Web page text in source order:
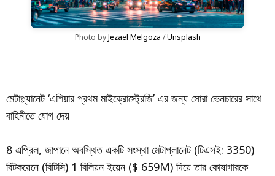
Photo by Jezael Melgoza / Unsplash
মেটাপ্ল্যানেট ‘এশিয়ার প্রথম মাইক্রোস্ট্রেজি’ এর জন্য সোরা ভেনচারের সাথে
বাহিনীতে যোগ দেয়
8 এপ্রিল, জাপানে অবস্থিত একটি সংস্থা মেটাপ্লানেট (টিএসই: 3350)
বিটকয়েনে (বিটিসি) 1 বিলিয়ন ইয়েন ($ 659M) দিয়ে তার কোষাগারকে